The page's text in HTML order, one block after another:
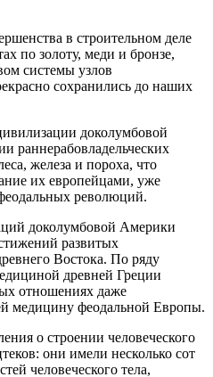
в строительном деле
по золоту, меди и бронзе,
системы узлов
сохранились до наших
доколумбовой
раннерабовладельческих
а, железа и пороха, что
их европейцами, уже
революций.
доколумбовой Америки
развитых
Востока. По ряду
древней Греции
отношениях даже
медицину феодальной Европы.
о строении человеческого
они имели несколько сот
человеческого тела,